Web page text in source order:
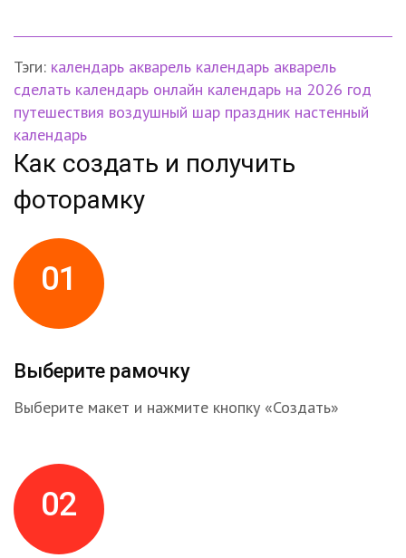
Тэги: календарь акварель календарь акварель
сделать календарь онлайн календарь на 2026 год
путешествия воздушный шар праздник настенный
календарь
Как создать и получить
фоторамку
01
Выберите рамочку
Выберите макет и нажмите кнопку «Создать»
02